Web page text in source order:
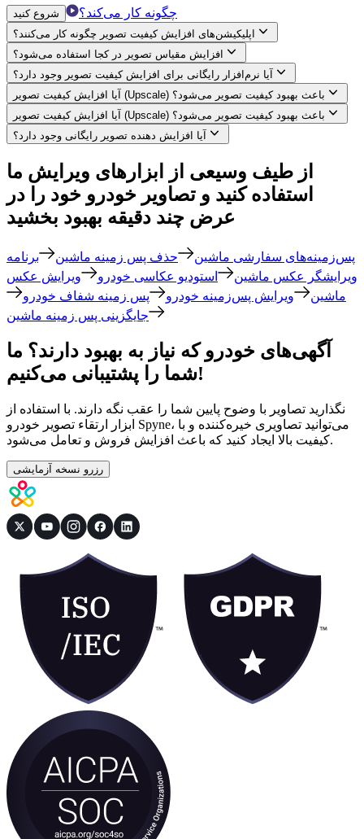
شروع کنید چگونه کار می‌کند؟
اپلیکیشن‌های افزایش کیفیت تصویر چگونه کار می‌کنند؟
افزایش مقیاس تصویر در کجا استفاده می‌شود؟
آیا نرم‌افزار رایگانی برای افزایش کیفیت تصویر وجود دارد؟
آیا افزایش کیفیت تصویر (Upscale) باعث بهبود کیفیت تصویر می‌شود؟
آیا افزایش کیفیت تصویر (Upscale) باعث بهبود کیفیت تصویر می‌شود؟
آیا افزایش دهنده تصویر رایگانی وجود دارد؟
از طیف وسیعی از ابزارهای ویرایش ما
استفاده کنید و تصاویر خودرو خود را در
عرض چند دقیقه بهبود بخشید
پس‌زمینه‌های سفارشی ماشین حذف پس زمینه ماشین
برنامه
ویرایشگر عکس ماشین
استودیو عکاسی خودرو
ویرایش عکس
ماشین
ویرایش پس‌زمینه خودرو
پس زمینه شفاف خودرو
جایگزینی پس زمینه ماشین
آگهی‌های خودرو که نیاز به بهبود دارند؟ ما
شما را پشتیبانی می‌کنیم!
نگذارید تصاویر با وضوح پایین شما را عقب نگه دارند. با استفاده از
ابزار ارتقاء تصویر خودرو Spyne، می‌توانید تصاویری خیره‌کننده و با
کیفیت بالا ایجاد کنید که باعث افزایش فروش و تعامل می‌شود.
رزرو نسخه آزمایشی